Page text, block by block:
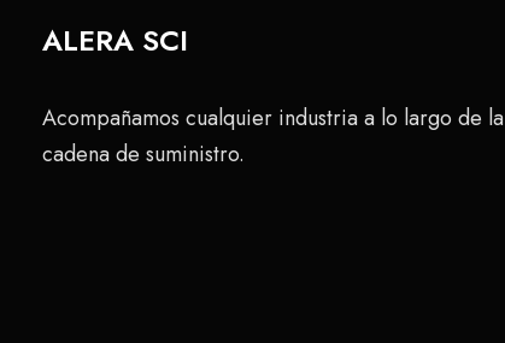
ALERA SCI
Acompañamos cualquier industria a lo largo de la
cadena de suministro.